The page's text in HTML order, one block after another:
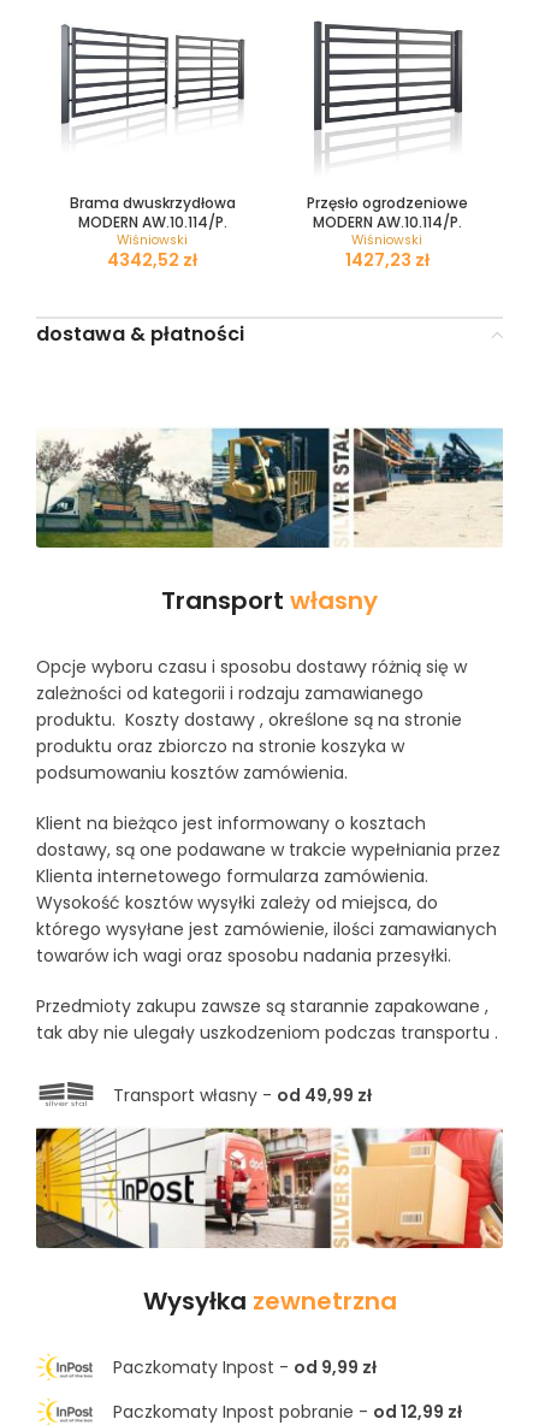
Brama dwuskrzydłowa
MODERN AW.10.114/P.
Wiśniowski
zł
Przęsło ogrodzeniowe
MODERN AW.10.114/P.
Wiśniowski
zł
dostawa & płatności
Transport własny
Opcje wyboru czasu i sposobu dostawy różnią się w
zależności od kategorii i rodzaju zamawianego
produktu. Koszty dostawy , określone są na stronie
produktu oraz zbiorczo na stronie koszyka w
podsumowaniu kosztów zamówienia.
Klient na bieżąco jest informowany o kosztach
dostawy, są one podawane w trakcie wypełniania przez
Klienta internetowego formularza zamówienia.
Wysokość kosztów wysyłki zależy od miejsca, do
którego wysyłane jest zamówienie, ilości zamawianych
towarów ich wagi oraz sposobu nadania przesyłki.
Przedmioty zakupu zawsze są starannie zapakowane ,
tak aby nie ulegały uszkodzeniom podczas transportu .
Transport własny - od 49,99 zł
Wysyłka zewnetrzna
Paczkomaty Inpost - od 9,99 zł
Paczkomaty Inpost pobranie - od 12,99 zł